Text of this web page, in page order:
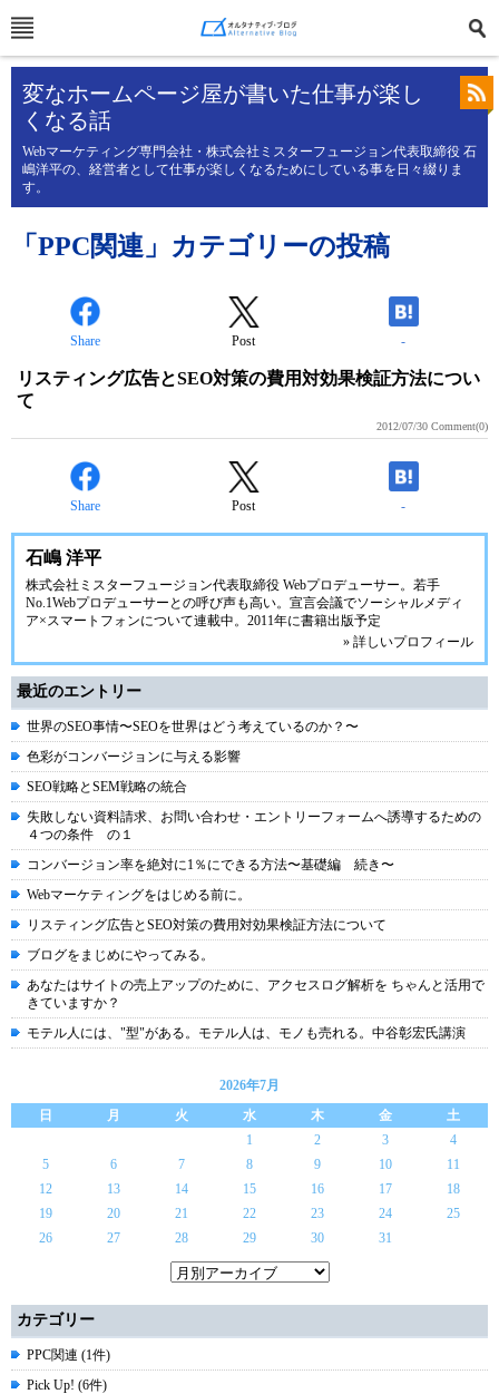
変なホームページ屋が書いた仕事が楽し
くなる話
Webマーケティング専門会社・株式会社ミスターフュージョン代表取締役 石
嶋洋平の、経営者として仕事が楽しくなるためにしている事を日々綴りま
す。
「PPC関連」カテゴリーの投稿
Share Post -
リスティング広告とSEO対策の費用対効果検証方法につい
て
2012/07/30 Comment(0)
Share Post -
石嶋 洋平
株式会社ミスターフュージョン代表取締役 Webプロデューサー。若手
No.1Webプロデューサーとの呼び声も高い。宣言会議でソーシャルメディ
ア×スマートフォンについて連載中。2011年に書籍出版予定
» 詳しいプロフィール
最近のエントリー
世界のSEO事情〜SEOを世界はどう考えているのか？〜
色彩がコンバージョンに与える影響
SEO戦略とSEM戦略の統合
失敗しない資料請求、お問い合わせ・エントリーフォームへ誘導するための
４つの条件 の１
コンバージョン率を絶対に1％にできる方法〜基礎編 続き〜
Webマーケティングをはじめる前に。
リスティング広告とSEO対策の費用対効果検証方法について
ブログをまじめにやってみる。
あなたはサイトの売上アップのために、アクセスログ解析を ちゃんと活用で
きていますか？
モテル人には、"型"がある。モテル人は、モノも売れる。中谷彰宏氏講演
2026年7月
日
月 火 水 木 金
土
1
2 3
4
5
6 7 8 9 10
11
12
13 14 15 16 17
18
19
20 21 22 23 24
25
26
27 28 29 30 31
カテゴリー
PPC関連 (1件)
Pick Up! (6件)